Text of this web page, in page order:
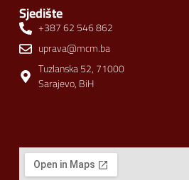
Sjedište
+387 62 546 862
uprava@mcm.ba
Tuzlanska 52, 71000
Sarajevo, BiH